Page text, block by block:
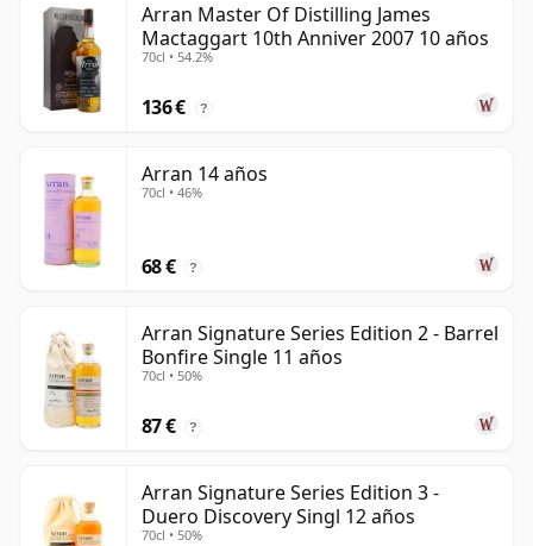
Arran Master Of Distilling James
Mactaggart 10th Anniver 2007 10 años
70cl • 54.2%
136 € ?
Arran 14 años
70cl • 46%
68 € ?
Arran Signature Series Edition 2 - Barrel
Bonfire Single 11 años
70cl • 50%
87 € ?
Arran Signature Series Edition 3 -
Duero Discovery Singl 12 años
70cl • 50%